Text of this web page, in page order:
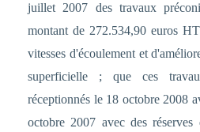
juillet 2007 des travaux
montant de 272.534,90 euros
vitesses d'écoulement et
superficielle ; que ces
réceptionnés le 18 octobre 2008
octobre 2007 avec des